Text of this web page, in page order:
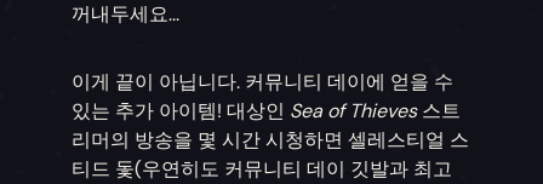
꺼내두세요...
이게 끝이 아닙니다. 커뮤니티 데이에 얻을 수
있는 추가 아이템! 대상인 Sea of Thieves스트
리머의 방송을 몇 시간 시청하면 셀레스티얼 스
티드 돛(우연히도 커뮤니티 데이 깃발과 최고